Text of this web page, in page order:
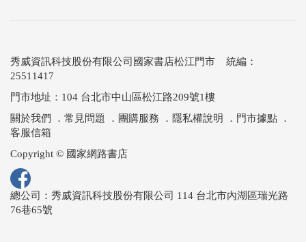
秀威資訊科技股份有限公司國家書店松江門市 統編：
25511417
門市地址：104 台北市中山區松江路209號1樓
關於我們
． 常見問題 ． 團購服務 ． 隱私權說明 ． 門市據點 ．
客服信箱
Copyright © 國家網路書店
總公司：秀威資訊科技股份有限公司 114 台北市內湖區瑞光路
76巷65號